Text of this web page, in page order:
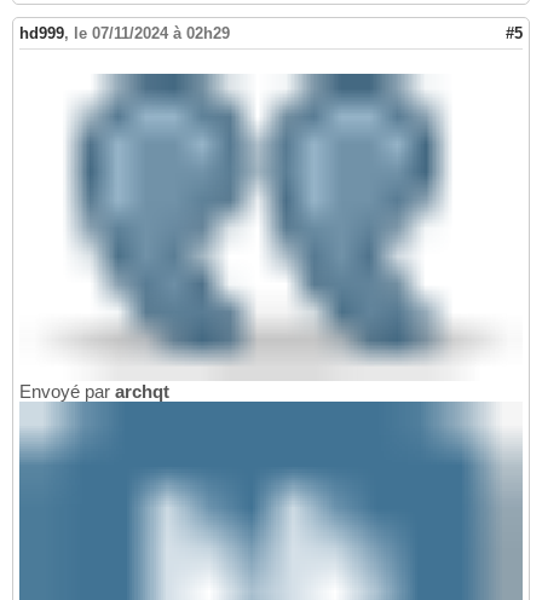
hd999, le 07/11/2024 à 02h29 #5
Envoyé par archqt